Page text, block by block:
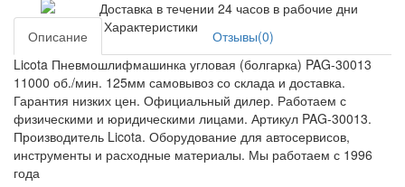
Доставка в течении 24 часов в рабочие дни
Описание
Характеристики
Отзывы(0)
Licota Пневмошлифмашинка угловая (болгарка) PAG-30013
11000 об./мин. 125мм самовывоз со склада и доставка.
Гарантия низких цен. Официальный дилер. Работаем с
физическими и юридическими лицами. Артикул PAG-30013.
Производитель Licota. Оборудование для автосервисов,
инструменты и расходные материалы. Мы работаем с 1996
года